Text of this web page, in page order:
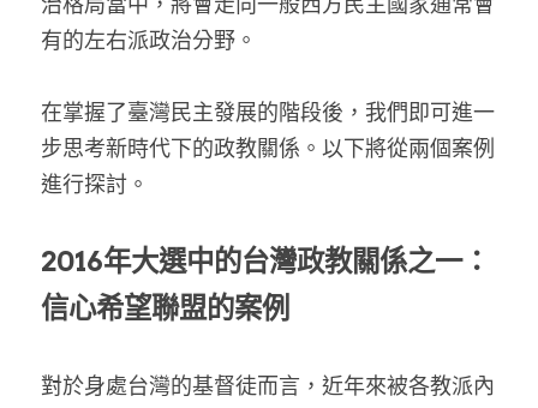
有的左右派政治分野。
在掌握了臺灣民主發展的階段後，我們即可進一
步思考新時代下的政教關係。以下將從兩個案例
進行探討。
2016年大選中的台灣政教關係之一：
信心希望聯盟的案例
對於身處台灣的基督徒而言，近年來被各教派內